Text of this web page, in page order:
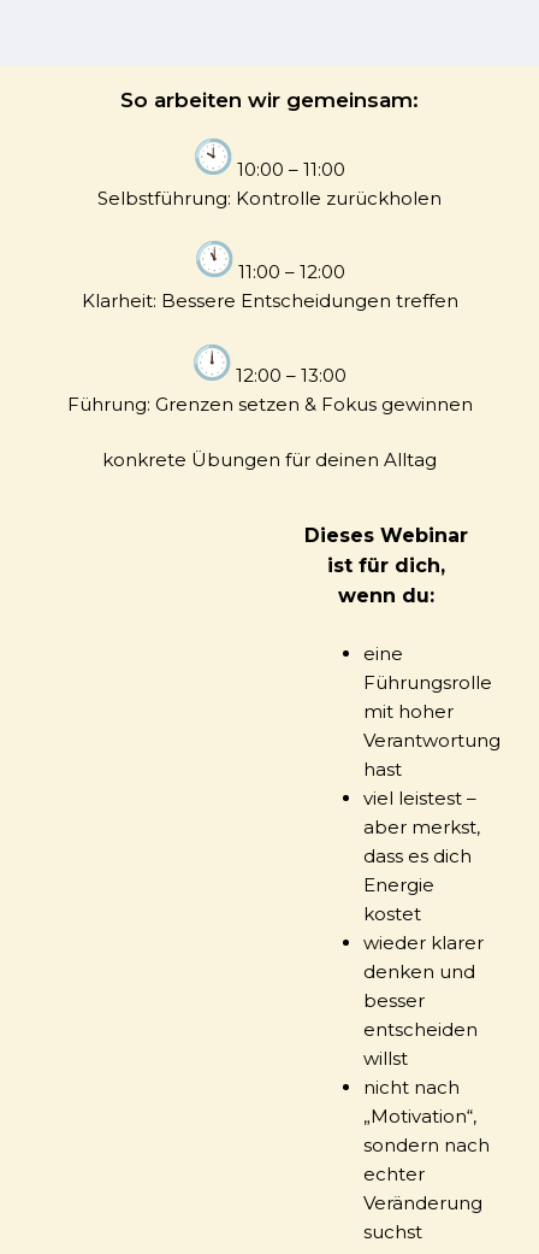
So arbeiten wir gemeinsam:
10:00 – 11:00
Selbstführung: Kontrolle zurückholen
11:00 – 12:00
Klarheit: Bessere Entscheidungen treffen
12:00 – 13:00
Führung: Grenzen setzen & Fokus gewinnen
konkrete Übungen für deinen Alltag
Dieses Webinar
ist für dich,
wenn du:
eine
Führungsrolle
mit hoher
Verantwortung
hast
viel leistest –
aber merkst,
dass es dich
Energie
kostet
wieder klarer
denken und
besser
entscheiden
willst
nicht nach
„Motivation“,
sondern nach
echter
Veränderung
suchst